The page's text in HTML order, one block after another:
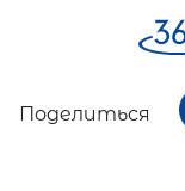
Поделиться